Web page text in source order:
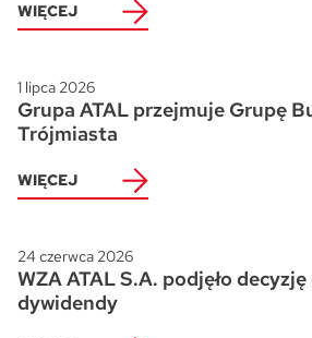
WIĘCEJ
1 lipca 2026
Grupa ATAL przejmuje Grupę
Trójmiasta
WIĘCEJ
24 czerwca 2026
WZA ATAL S.A. podjęło decyzję
dywidendy